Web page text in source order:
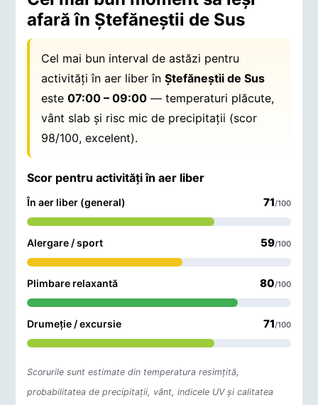
afară în Ştefăneştii de Sus
Cel mai bun interval de astăzi pentru
activități în aer liber înŞtefăneştii de Sus
este07:00 – 09:00 — temperaturi plăcute,
vânt slab și risc mic de precipitații (scor
98/100, excelent).
Scor pentru activități în aer liber
În aer liber (general) 71/100
Alergare / sport 59/100
Plimbare relaxantă 80/100
Drumeție / excursie 71/100
Scorurile sunt estimate din temperatura resimțită,
probabilitatea de precipitații, vânt, indicele UV și calitatea